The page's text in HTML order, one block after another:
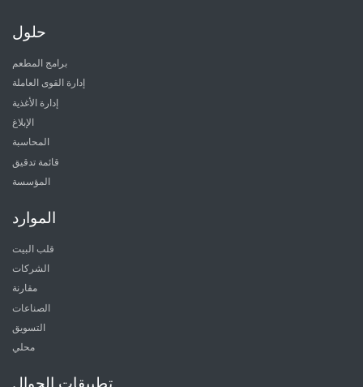
حلول
برامج المطعم
إدارة القوى العاملة
إدارة الأغذية
الإبلاغ
المحاسبة
قائمة تدقيق
المؤسسة
الموارد
قلب البيت
الشركات
مقارنة
الصناعات
التسويق
محلي